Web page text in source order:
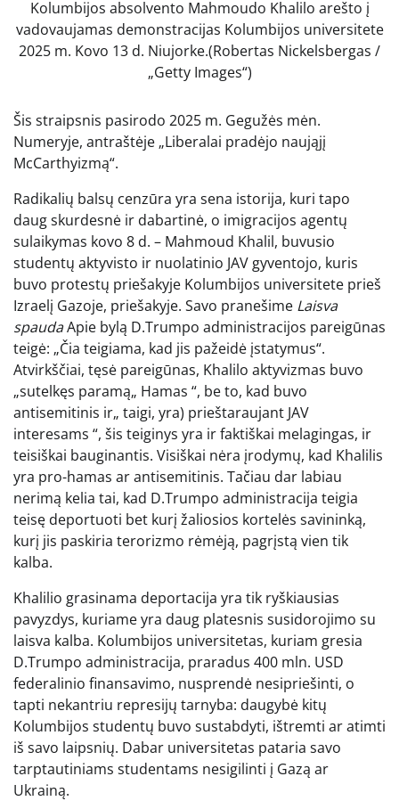
Kolumbijos absolvento Mahmoudo Khalilo arešto į
vadovaujamas demonstracijas Kolumbijos universitete
2025 m. Kovo 13 d. Niujorke.(Robertas Nickelsbergas /
„Getty Images“)
Šis straipsnis pasirodo 2025 m. Gegužės mėn.
Numeryje, antraštėje „Liberalai pradėjo naująjį
McCarthyizmą“.
Radikalių balsų cenzūra yra sena istorija, kuri tapo
daug skurdesnė ir dabartinė, o imigracijos agentų
sulaikymas kovo 8 d. – Mahmoud Khalil, buvusio
studentų aktyvisto ir nuolatinio JAV gyventojo, kuris
buvo protestų priešakyje Kolumbijos universitete prieš
Izraelį Gazoje, priešakyje. Savo pranešime Laisva
spaudaApie bylą D.Trumpo administracijos pareigūnas
teigė: „Čia teigiama, kad jis pažeidė įstatymus“.
Atvirkščiai, tęsė pareigūnas, Khalilo aktyvizmas buvo
„sutelkęs paramą„ Hamas “, be to, kad buvo
antisemitinis ir„ taigi, yra) prieštaraujant JAV
interesams “, šis teiginys yra ir faktiškai melagingas, ir
teisiškai bauginantis. Visiškai nėra įrodymų, kad Khalilis
yra pro-hamas ar antisemitinis. Tačiau dar labiau
nerimą kelia tai, kad D.Trumpo administracija teigia
teisę deportuoti bet kurį žaliosios kortelės savininką,
kurį jis paskiria terorizmo rėmėją, pagrįstą vien tik
kalba.
Khalilio grasinama deportacija yra tik ryškiausias
pavyzdys, kuriame yra daug platesnis susidorojimo su
laisva kalba. Kolumbijos universitetas, kuriam gresia
D.Trumpo administracija, praradus 400 mln. USD
federalinio finansavimo, nusprendė nesipriešinti, o
tapti nekantriu represijų tarnyba: daugybė kitų
Kolumbijos studentų buvo sustabdyti, ištremti ar atimti
iš savo laipsnių. Dabar universitetas pataria savo
tarptautiniams studentams nesigilinti į Gazą ar
Ukrainą.